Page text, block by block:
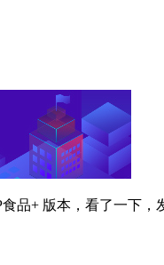
品+ 版本，看了一下，